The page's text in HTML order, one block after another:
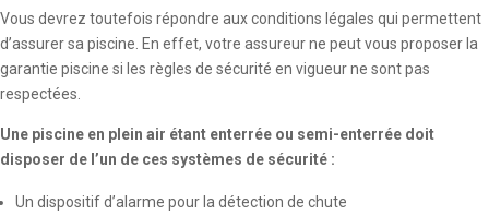
Vous devrez toutefois répondre aux conditions légales qui permettent
d’assurer sa piscine. En effet, votre assureur ne peut vous proposer la
garantie piscine si les règles de sécurité en vigueur ne sont pas
respectées.
Une piscine en plein air étant enterrée ou semi-enterrée doit
disposer de l’un de ces systèmes de sécurité :
Un dispositif d’alarme pour la détection de chute